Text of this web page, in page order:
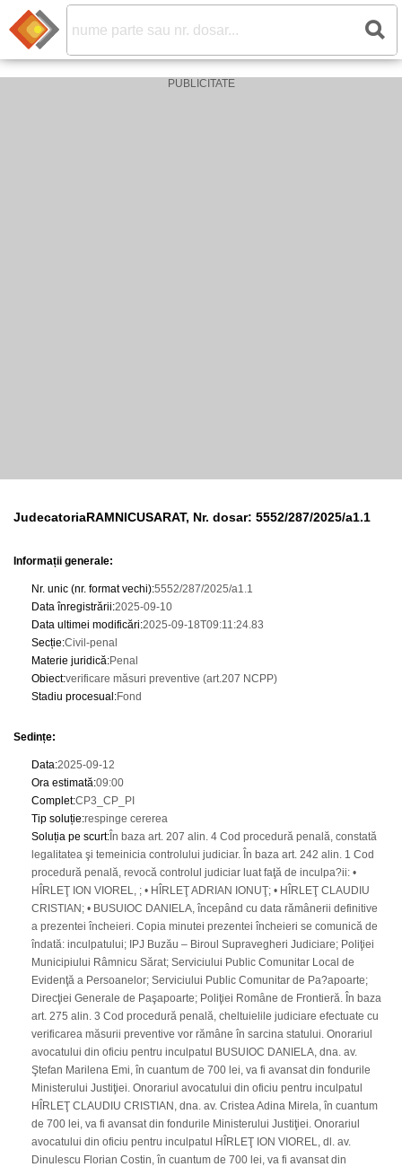
JudecatoriaRAMNICUSARAT, Nr. dosar: 5552/287/2025/a1.1
Informații generale:
Nr. unic (nr. format vechi):5552/287/2025/a1.1
Data înregistrării:2025-09-10
Data ultimei modificări:2025-09-18T09:11:24.83
Secție:Civil-penal
Materie juridică:Penal
Obiect:verificare măsuri preventive (art.207 NCPP)
Stadiu procesual :Fond
Sedințe:
Data:2025-09-12
Ora estimată:09:00
Complet:CP3_CP_PI
Tip soluție:respinge cererea
Soluția pe scurt: În baza art. 207 alin. 4 Cod procedură penală, constată
legalitatea şi temeinicia controlului judiciar. În baza art. 242 alin. 1 Cod
procedură penală, revocă controlul judiciar luat faţă de inculpa?ii: •
HÎRLEŢ ION VIOREL, ; • HÎRLEŢ ADRIAN IONUŢ; • HÎRLEŢ CLAUDIU
CRISTIAN; • BUSUIOC DANIELA, începând cu data rămânerii definitive
a prezentei încheieri. Copia minutei prezentei încheieri se comunică de
îndată: inculpatului; IPJ Buzău – Biroul Supravegheri Judiciare; Poliţiei
Municipiului Râmnicu Sărat; Serviciului Public Comunitar Local de
Evidenţă a Persoanelor; Serviciului Public Comunitar de Pa?apoarte;
Direcţiei Generale de Paşapoarte; Poliţiei Române de Frontieră. În baza
art. 275 alin. 3 Cod procedură penală, cheltuielile judiciare efectuate cu
verificarea măsurii preventive vor rămâne în sarcina statului. Onorariul
avocatului din oficiu pentru inculpatul BUSUIOC DANIELA, dna. av.
Ştefan Marilena Emi, în cuantum de 700 lei, va fi avansat din fondurile
Ministerului Justiţiei. Onorariul avocatului din oficiu pentru inculpatul
HÎRLEŢ CLAUDIU CRISTIAN, dna. av. Cristea Adina Mirela, în cuantum
de 700 lei, va fi avansat din fondurile Ministerului Justiţiei. Onorariul
avocatului din oficiu pentru inculpatul HÎRLEŢ ION VIOREL, dl. av.
Dinulescu Florian Costin, în cuantum de 700 lei, va fi avansat din